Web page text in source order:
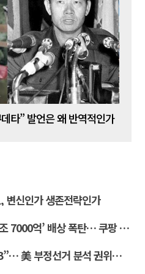
타” 발언은 왜 반역적인가
변신인가 생존전략인가
과징금 6000억 이어 ‘3조 7000억’ 배상 폭탄… 쿠팡 때리기에 한미 통상 ‘초비상’
“한국의 금기어 A-WEB”… 美 부정선거 분석 권위자 프랭크 박사가 작심 비판한 한국 ‘선거 공작’의 실체